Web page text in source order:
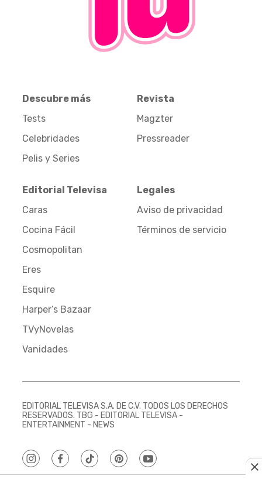
Descubre más
Tests
Celebridades
Pelis y Series
Revista
Magzter
Pressreader
Editorial Televisa
Caras
Cocina Fácil
Cosmopolitan
Eres
Esquire
Harper’s Bazaar
TVyNovelas
Vanidades
Legales
Aviso de privacidad
Términos de servicio
EDITORIAL TELEVISA S.A. DE C.V. TODOS LOS DERECHOS
RESERVADOS. TBG - EDITORIAL TELEVISA -
ENTERTAINMENT - NEWS
instagramfacebooktiktokpinterestyoutube